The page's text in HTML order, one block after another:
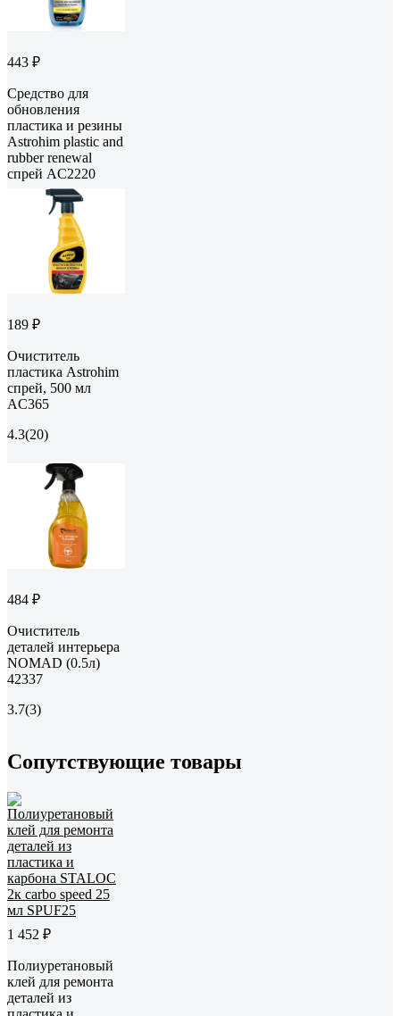
443 ₽
Средство для
обновления
пластика и резины
Astrohim plastic and
rubber renewal
спрей AC2220
189 ₽
Очиститель
пластика Astrohim
спрей, 500 мл
AC365
4.3(20)
484 ₽
Очиститель
деталей интерьера
NOMAD (0.5л)
42337
3.7(3)
Сопутствующие товары
1 452 ₽
Полиуретановый
клей для ремонта
деталей из